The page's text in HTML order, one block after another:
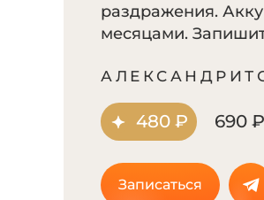
раздражения.
месяцами.
480 ₽ 690 ₽
Записаться